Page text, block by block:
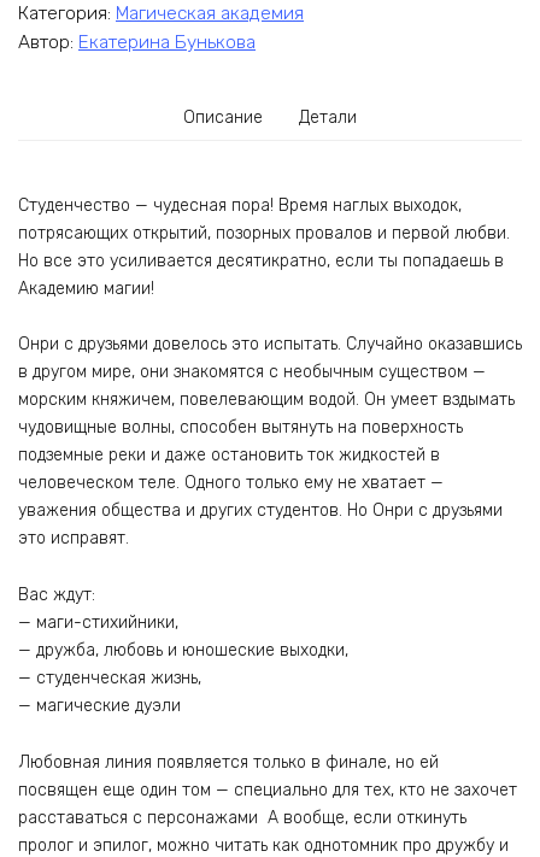
Категория: Магическая академия
Автор: Екатерина Бунькова
Описание Детали
Студенчество — чудесная пора! Время наглых выходок,
потрясающих открытий, позорных провалов и первой любви.
Но все это усиливается десятикратно, если ты попадаешь в
Академию магии!
Онри с друзьями довелось это испытать. Случайно оказавшись
в другом мире, они знакомятся с необычным существом —
морским княжичем, повелевающим водой. Он умеет вздымать
чудовищные волны, способен вытянуть на поверхность
подземные реки и даже остановить ток жидкостей в
человеческом теле. Одного только ему не хватает —
уважения общества и других студентов. Но Онри с друзьями
это исправят.
Вас ждут:
— маги-стихийники,
— дружба, любовь и юношеские выходки,
— студенческая жизнь,
— магические дуэли
Любовная линия появляется только в финале, но ей
посвящен еще один том — специально для тех, кто не захочет
расставаться с персонажами А вообще, если откинуть
пролог и эпилог, можно читать как однотомник про дружбу и